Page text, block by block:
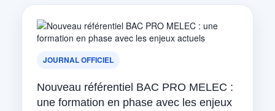
JOURNAL OFFICIEL
Nouveau référentiel BAC PRO MELEC :
une formation en phase avec les enjeux